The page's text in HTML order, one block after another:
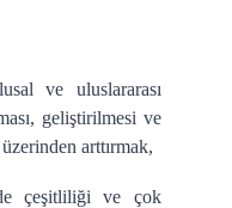
ve uluslararası
geliştirilmesi ve
arttırmak,
çeşitliliği ve çok